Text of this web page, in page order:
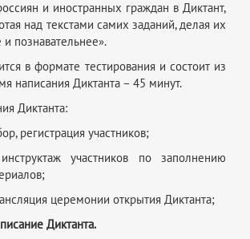
и иностранных граждан в Диктант,
над текстами самих заданий, делая их
познавательнее».
в формате тестирования и состоит из
написания Диктанта – 45 минут.
Диктанта:
регистрация участников;
участников по заполнению
церемонии открытия Диктанта;
Диктанта.